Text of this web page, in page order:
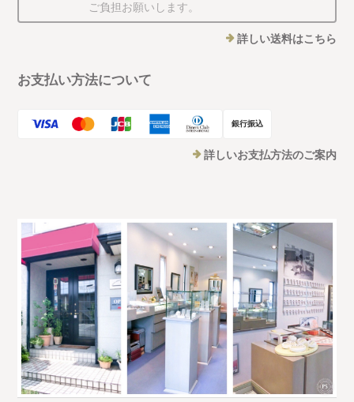
ご負担お願いします。
詳しい送料はこちら
お支払い方法について
銀行振込
詳しいお支払方法のご案内